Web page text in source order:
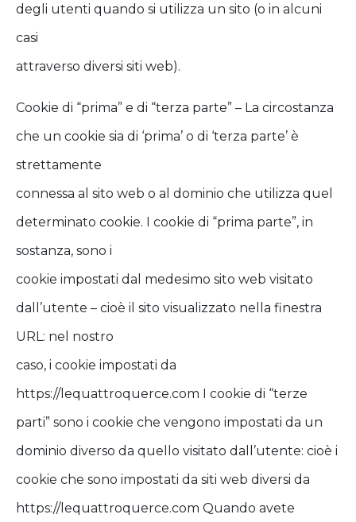
degli utenti quando si utilizza un sito (o in alcuni
casi
attraverso diversi siti web).
Cookie di “prima” e di “terza parte” – La circostanza
che un cookie sia di ‘prima’ o di ‘terza parte’ è
strettamente
connessa al sito web o al dominio che utilizza quel
determinato cookie. I cookie di “prima parte”, in
sostanza, sono i
cookie impostati dal medesimo sito web visitato
dall’utente – cioè il sito visualizzato nella finestra
URL: nel nostro
caso, i cookie impostati da
https://lequattroquerce.com I cookie di “terze
parti” sono i cookie che vengono impostati da un
dominio diverso da quello visitato dall’utente: cioè i
cookie che sono impostati da siti web diversi da
https://lequattroquerce.com Quando avete